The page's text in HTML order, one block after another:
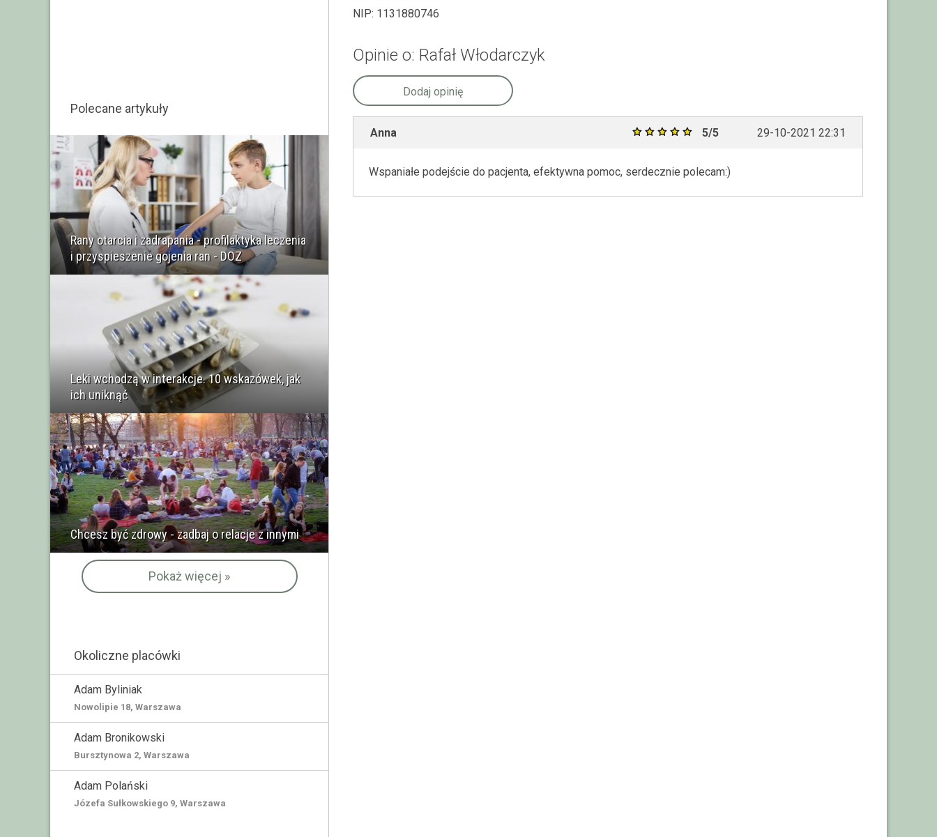
NIP: 1131880746
Opinie o: Rafał Włodarczyk
Dodaj opinię
Anna 5/5 29-10-2021 22:31
Wspaniałe podejście do pacjenta, efektywna pomoc, serdecznie polecam:)
Polecane artykuły
Rany otarcia i zadrapania - profilaktyka leczenia
i przyspieszenie gojenia ran - DOZ
Leki wchodzą w interakcje. 10 wskazówek, jak
ich uniknąć
Chcesz być zdrowy - zadbaj o relacje z innymi
Pokaż więcej »
Okoliczne placówki
Adam Byliniak
Nowolipie 18, Warszawa
Adam Bronikowski
Bursztynowa 2, Warszawa
Adam Polański
Józefa Sułkowskiego 9, Warszawa